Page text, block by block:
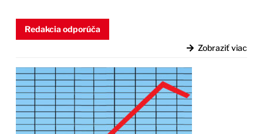
Redakcia odporúča
Zobraziť viac